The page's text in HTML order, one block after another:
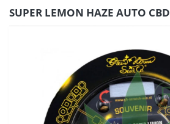
SUPER LEMON HAZE AUTO CBD